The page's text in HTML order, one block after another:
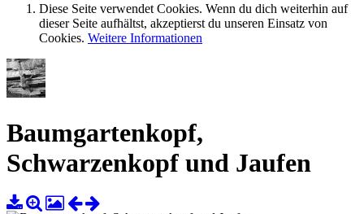
Diese Seite verwendet Cookies. Wenn du dich weiterhin auf
dieser Seite aufhältst, akzeptierst du unseren Einsatz von
Cookies. Weitere Informationen
Baumgartenkopf,
Schwarzenkopf und Jaufen